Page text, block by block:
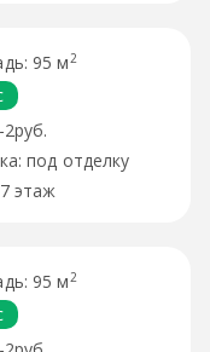
95 м 2
-2руб.
под отделку
7 этаж
95 м 2